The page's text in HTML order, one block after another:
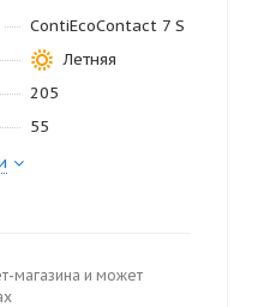
ContiEcoContact 7 S
Летняя
205
55
магазина и может